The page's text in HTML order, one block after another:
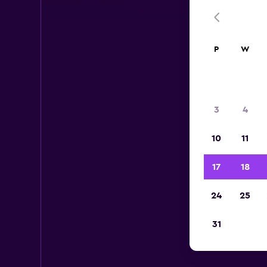
P W
3 4
10 11
17 18
24 25
31